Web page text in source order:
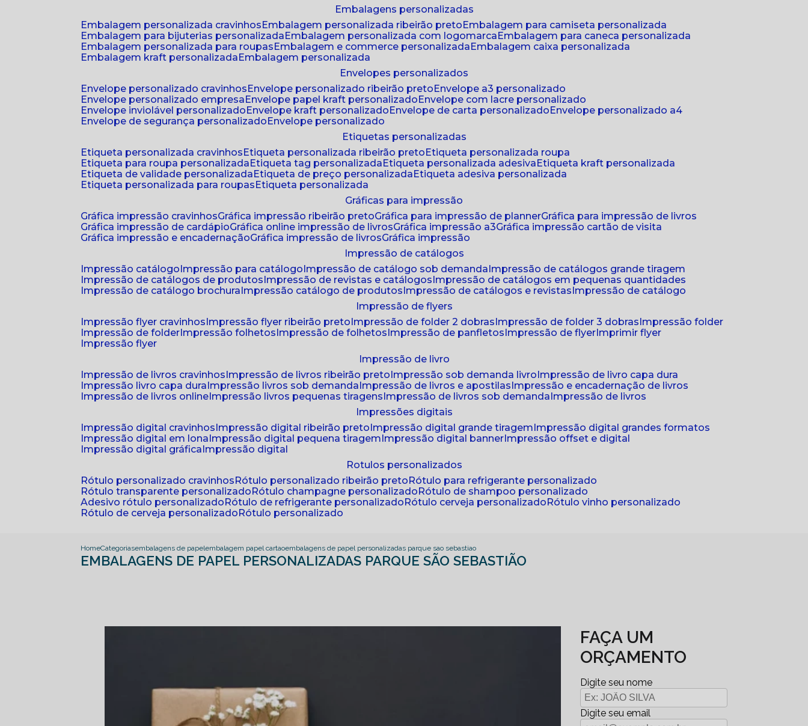
embalagens personalizadas
embalagem personalizada cravinhos
embalagem personalizada ribeirão preto
embalagem para camiseta personalizada
embalagem para bijuterias personalizada
embalagem personalizada com logomarca
embalagem para caneca personalizada
embalagem personalizada para roupas
embalagem e commerce personalizada
embalagem caixa personalizada
embalagem kraft personalizada
embalagem personalizada
envelopes personalizados
envelope personalizado cravinhos
envelope personalizado ribeirão preto
envelope a3 personalizado
envelope personalizado empresa
envelope papel kraft personalizado
envelope com lacre personalizado
envelope inviolável personalizado
envelope kraft personalizado envelope de carta personalizado
envelope personalizado a4
envelope de segurança personalizado
envelope personalizado
etiquetas personalizadas
etiqueta personalizada cravinhos
etiqueta personalizada ribeirão preto
etiqueta personalizada roupa
etiqueta para roupa personalizada
etiqueta tag personalizada etiqueta personalizada adesiva
etiqueta kraft personalizada
etiqueta de validade personalizada
etiqueta de preço personalizada
etiqueta adesiva personalizada
etiqueta personalizada para roupas
etiqueta personalizada
gráficas para impressão
gráfica impressão cravinhos
gráfica impressão ribeirão preto gráfica para impressão de planner
gráfica para impressão de livros
gráfica impressão de cardápio
gráfica online impressão de livros gráfica impressão a3
gráfica impressão cartão de visita
gráfica impressão e encadernação
gráfica impressão de livros
gráfica impressão
impressão de catálogos
impressão catálogo impressão para catálogo impressão de catálogo sob demanda impressão de catálogos grande tiragem
impressão de catálogos de produtos impressão de revistas e catálogos impressão de catálogos em pequenas quantidades
impressão de catálogo brochura impressão catálogo de produtos impressão de catálogos e revistas impressão de catálogo
impressão de flyers
impressão flyer cravinhos impressão flyer ribeirão preto impressão de folder 2 dobras impressão de folder 3 dobras impressão folder
impressão de folder impressão folhetos impressão de folhetos impressão de panfletos impressão de flyer imprimir flyer
impressão flyer
impressão de livro
impressão de livros cravinhos impressão de livros ribeirão preto impressão sob demanda livro impressão de livro capa dura
impressão livro capa dura impressão livros sob demanda impressão de livros e apostilas impressão e encadernação de livros
impressão de livros online impressão livros pequenas tiragens impressão de livros sob demanda impressão de livros
impressões digitais
impressão digital cravinhos impressão digital ribeirão preto impressão digital grande tiragem impressão digital grandes formatos
impressão digital em lona impressão digital pequena tiragem impressão digital banner impressão offset e digital
impressão digital gráfica impressão digital
rotulos personalizados
rótulo personalizado cravinhos
rótulo personalizado ribeirão preto
rótulo para refrigerante personalizado
rótulo transparente personalizado
rótulo champagne personalizado
rótulo de shampoo personalizado
adesivo rótulo personalizado
rótulo de refrigerante personalizado rótulo cerveja personalizado
rótulo vinho personalizado
rótulo de cerveja personalizado
rótulo personalizado
HomeCategoriasembalagens de papelembalagem papel cartaoembalagens de papel personalizadas parque sao sebastiao
EMBALAGENS DE PAPEL PERSONALIZADAS PARQUE SÃO SEBASTIÃO
FAÇA UM
ORÇAMENTO
Digite seu nome
Digite seu email